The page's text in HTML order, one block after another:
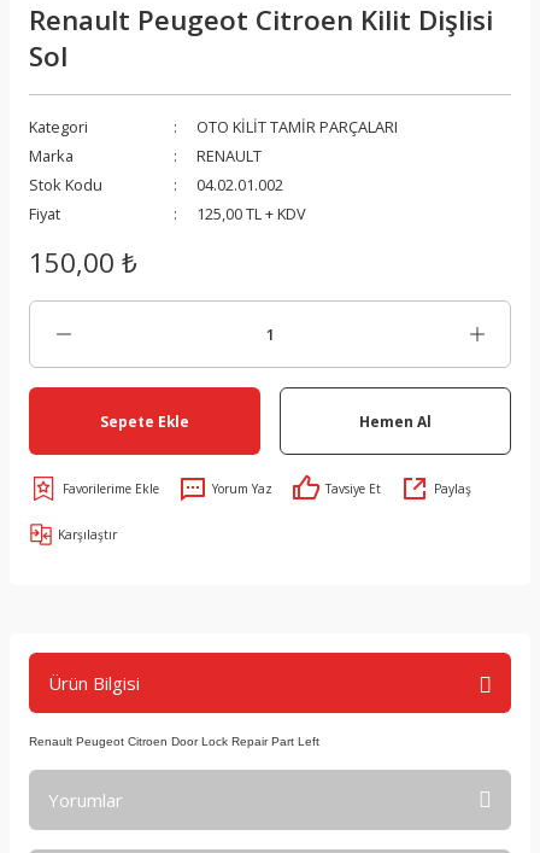
Renault Peugeot Citroen Kilit Dişlisi
Sol
Kategori
OTO KİLİT TAMİR PARÇALARI
Marka
RENAULT
Stok Kodu
04.02.01.002
Fiyat
125,00 TL + KDV
150,00 ₺
Sepete Ekle Hemen Al
Yorum Yaz Tavsiye Et Paylaş
Karşılaştır
Ürün Bilgisi
Renault Peugeot Citroen Door Lock Repair Part Left
Yorumlar